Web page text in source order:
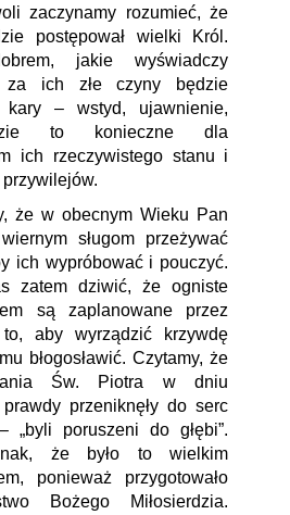
zaczynamy rozumieć, że
postępował wielki Król.
jakie wyświadczy
za ich złe czyny będzie
kary – wstyd, ujawnienie,
to konieczne dla
ich rzeczywistego stanu i
że w obecnym Wieku Pan
sługom przeżywać
ich wypróbować i pouczyć.
zatem dziwić, że ogniste
są zaplanowane przez
aby wyrządzić krzywdę
błogosławić. Czytamy, że
Św. Piotra w dniu
przeniknęły do serc
„byli poruszeni do głębi”.
że było to wielkim
ponieważ przygotowało
Bożego Miłosierdzia.